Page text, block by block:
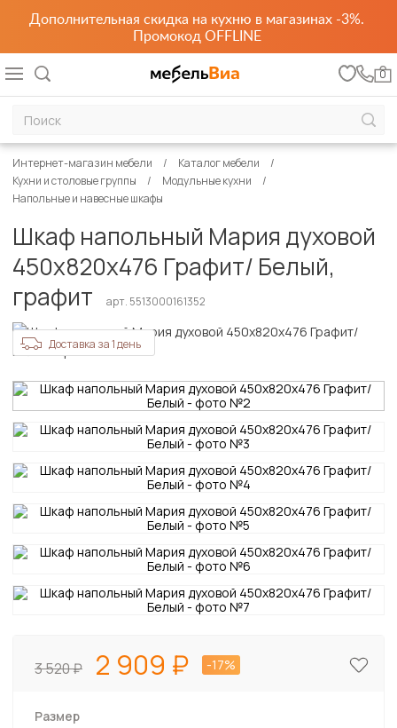
Дополнительная скидка на кухню в магазинах -3%.
Промокод OFFLINE
0
Интернет-магазин мебели
Каталог мебели
Кухни и столовые группы
Модульные кухни
Напольные и навесные шкафы
Шкаф напольный Мария духовой
450х820х476 Графит/ Белый,
графит
арт. 5513000161352
Доставка за 1 день
3 520 2 909 -17%
Размер